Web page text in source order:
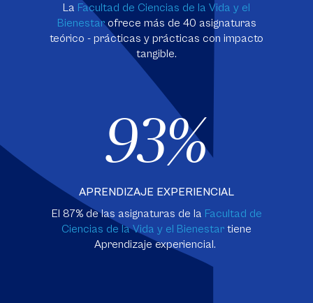
La Facultad de Ciencias de la Vida y el
Bienestarofrece más de 40 asignaturas
teórico - prácticas y prácticas con impacto
tangible.
93%
APRENDIZAJE EXPERIENCIAL
El 87% de las asignaturas de la Facultad de
Ciencias de la Vida y el Bienestar tiene
Aprendizaje experiencial.